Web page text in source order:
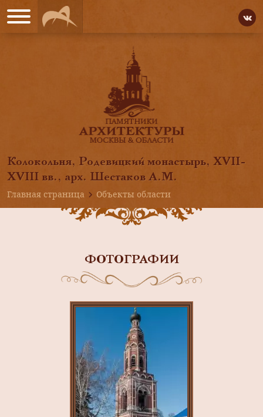
Колокольня, Родевицкий монастырь, ХVII-
ХVIII вв., арх. Шестаков А.М.
Главная страница
Объекты области
ФОТОГРАФИИ